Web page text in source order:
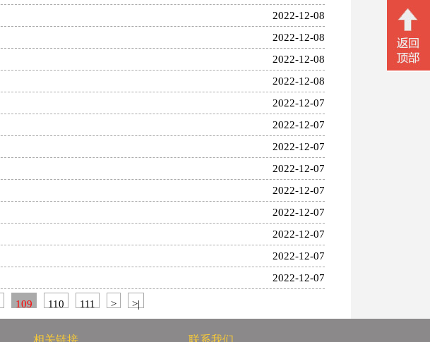
2022-12-08
2022-12-08
2022-12-08
2022-12-08
2022-12-07
2022-12-07
2022-12-07
2022-12-07
2022-12-07
2022-12-07
2022-12-07
2022-12-07
2022-12-07
109 110 111 > >|
相关链接 联系我们